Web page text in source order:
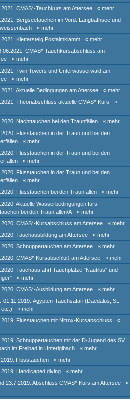
CMAS*-Tauchkurs am Attersee
« mehr
Bergseetauchen im Vord. Langbathsee und
« mehr
Klettersteig Postalmklamm
« mehr
CMAS*-Tauchkursabschluss am
« mehr
Twin Towers und Unterwasserwald am
« mehr
Aktuelle Bedingungen am Attersee
« mehr
Theoriabschluss aktuelle CMAS*-Kurs
«
Nachttauchen bei den Traunfällen
« mehr
Flusstauchen in der Traun und bei den
« mehr
Flusstauchen in der Traun und bei den
« mehr
Flusstauchen in der Traun und bei den
« mehr
Flusstauchen bei den Traunfällen
« mehr
Aktuelle Wasserbedingungen fürs
bei den Traunfällen/A
« mehr
CMAS*-Kursabschluss am Attersee
« mehr
Tauchausbildung am Attersee
« mehr
Schnuppertauchen am Attersee
« mehr
CMAS*-Kursabschluß am Attersee
« mehr
Tauchausfahrt Tauchplätze "Nautilus" und
« mehr
CMAS*-Ausbildung am Attersee
« mehr
01.11.2019: Ägypten-Tauchsafari (Daedalus, St.
« mehr
Flusstauchen mit Nitrox-Kursabschluss
«
Schnuppertauchen mit der D-Jugend des SV
im Freibad in Unteriglbach
« mehr
Flusstauchen
« mehr
Handicaped diving
« mehr
23.7.2019: Abschluss CMAS*-Kurs am Attersee
«